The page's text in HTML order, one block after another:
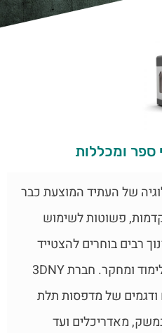
ומכללות
של העתיד המוצעת כבר
פשוטות לשימוש
רבים בוחרים להצטייד
במדפסות תלת מימד לצרכי לימוד ומחקר. חברת 3DNY
ודגמים של מדפסות תלת
מאדריכלים ועד